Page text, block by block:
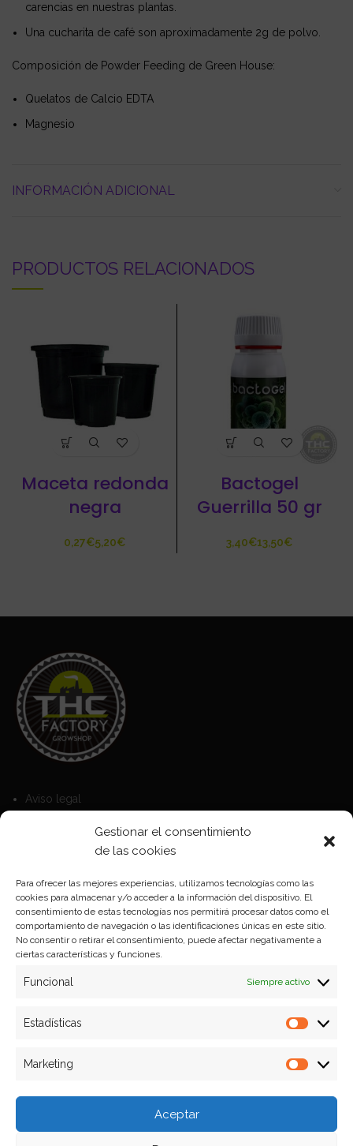
Gestionar el consentimiento
de las cookies
Para ofrecer las mejores experiencias, utilizamos tecnologías como las
cookies para almacenar y/o acceder a la información del dispositivo. El
consentimiento de estas tecnologías nos permitirá procesar datos como el
comportamiento de navegación o las identificaciones únicas en este sitio.
No consentir o retirar el consentimiento, puede afectar negativamente a
ciertas características y funciones.
Funcional Siempre activo
Estadísticas
Marketing
Aceptar
carencias en nuestras plantas.
Una cucharita de café son aproximadamente 2g de polvo.
Composición de Powder Feeding de Green House:
Quelatos de Calcio EDTA
Magnesio
INFORMACIÓN ADICIONAL
PRODUCTOS RELACIONADOS
Maceta redonda
negra
€ €
Bactogel
Guerrilla 50 gr
€ €
Aviso legal
Política de privacidad
Formas de pago
Plazos y condiciones de envio
Politica de devoluciones